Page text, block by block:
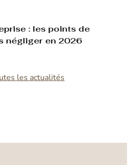
unique pour la gestion, la
de leur patrimoine
et un portefeuille solide
: les points de
négliger en 2026
les actualités